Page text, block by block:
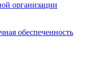
организации
обеспеченность